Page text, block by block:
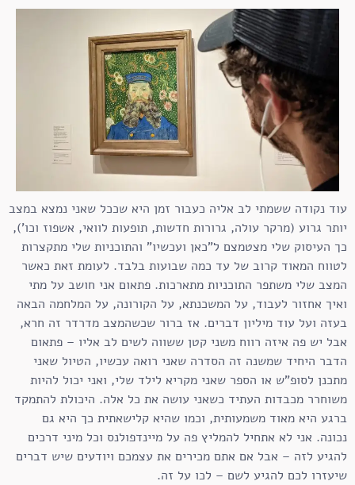
עוד נקודה ששמתי לב אליה כעבור זמן היא שככל שאני נמצא במצב
יותר גרוע (מרקר עולה, גרורות חדשות, תופעות לוואי, אשפוז וכו'),
כך העיסוק שלי מצטמצם ל"כאן ועכשיו" והתוכניות שלי מתקצרות
לטווח המאוד קרוב של עד כמה שבועות בלבד. לעומת זאת כאשר
המצב שלי משתפר התוכניות מתארכות. פתאום אני חושב על מתי
ואיך אחזור לעבוד, על המשכנתא, על הקורונה, על המלחמה הבאה
בעזה ועל עוד מיליון דברים. אז ברור שכשהמצב מדרדר זה חרא,
אבל יש פה איזה רווח משני קטן ששווה לשים לב אליו – פתאום
הדבר היחיד שמשנה זה הסדרה שאני רואה עכשיו, הטיול שאני
מתכנן לסופ"ש או הספר שאני מקריא לילד שלי, ואני יכול להיות
משוחרר מכבדות העתיד כשאני עושה את כל אלה. היכולת להתמקד
ברגע היא מאוד משמעותית, וכמו שהיא קלישאתית כך היא גם
נכונה. אני לא אתחיל להמליץ פה על מיינדפולנס וכל מיני דרכים
להגיע לזה – אבל אם אתם מכירים את עצמכם ויודעים שיש דברים
שיעזרו לכם להגיע לשם – לכו על זה.